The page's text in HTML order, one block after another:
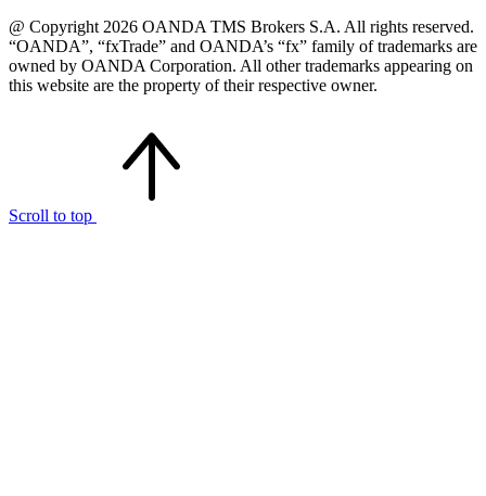
@ Copyright 2026 OANDA TMS Brokers S.A. All rights reserved.
“OANDA”, “fxTrade” and OANDA’s “fx” family of trademarks are
owned by OANDA Corporation. All other trademarks appearing on
this website are the property of their respective owner.
Scroll to top